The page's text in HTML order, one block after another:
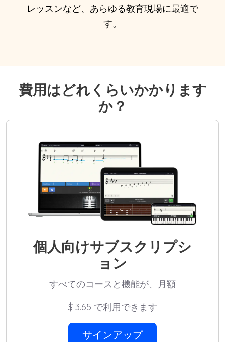
レッスンなど、あらゆる教育現場に最適で
す。
費用はどれくらいかかります
か？
個人向けサブスクリプシ
ョン
すべてのコースと機能が、月額
$3.65 で利用できます
サインアップ